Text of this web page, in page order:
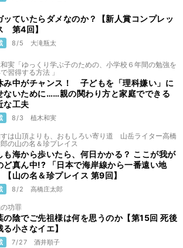
ッていたらダメなのか？【新人賞コンプレッ
第4回】
8/5 大滝瓶太
実「ゆっくり学ぶ子のための、小学校６年間の勉強を
習得する方法 」
み中がチャンス！ 子どもを「理科嫌い」に
ないために……親の関わり方と家庭でできる
な工夫
8/3 植木和実
は山頂よりも、おもしろい寄り道 山岳ライター高橋
の山の名＆珍プレイス
も海から歩いたら、何日かかる？ ここが我が
ど真ん中!? 「日本で海岸線から一番遠い地
【山の名＆珍プレイス 第9回】
8/2 高橋庄太郎
功罪
の陰でご先祖様は何を思うのか【第15回 死後
る小さなイエ】
7/27 酒井順子